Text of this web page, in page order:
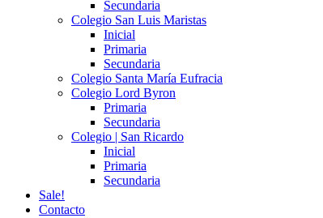
Secundaria
Colegio San Luis Maristas
Inicial
Primaria
Secundaria
Colegio Santa María Eufracia
Colegio Lord Byron
Primaria
Secundaria
Colegio | San Ricardo
Inicial
Primaria
Secundaria
Sale!
Contacto